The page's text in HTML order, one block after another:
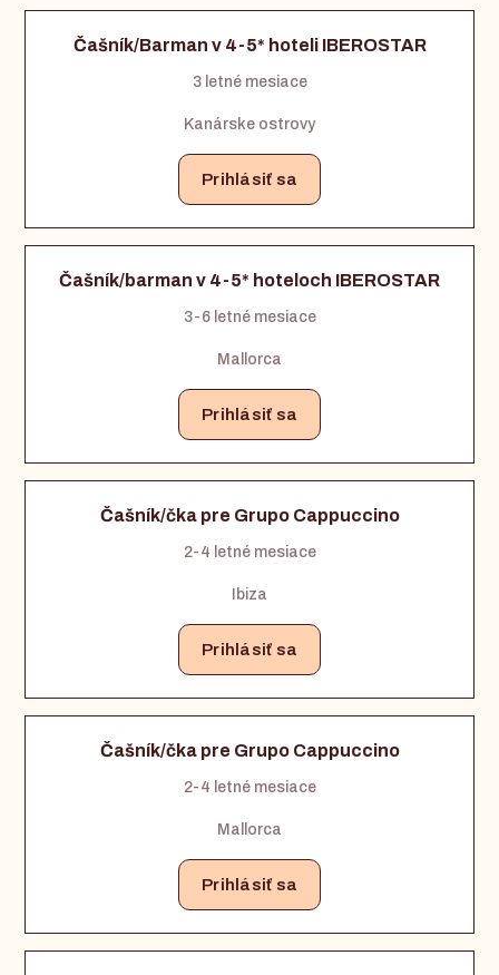
Čašník/Barman v 4-5* hoteli IBEROSTAR
3 letné mesiace
Kanárske ostrovy
Prihlásiť sa
Čašník/barman v 4-5* hoteloch IBEROSTAR
3-6 letné mesiace
Mallorca
Prihlásiť sa
Čašník/čka pre Grupo Cappuccino
2-4 letné mesiace
Ibiza
Prihlásiť sa
Čašník/čka pre Grupo Cappuccino
2-4 letné mesiace
Mallorca
Prihlásiť sa